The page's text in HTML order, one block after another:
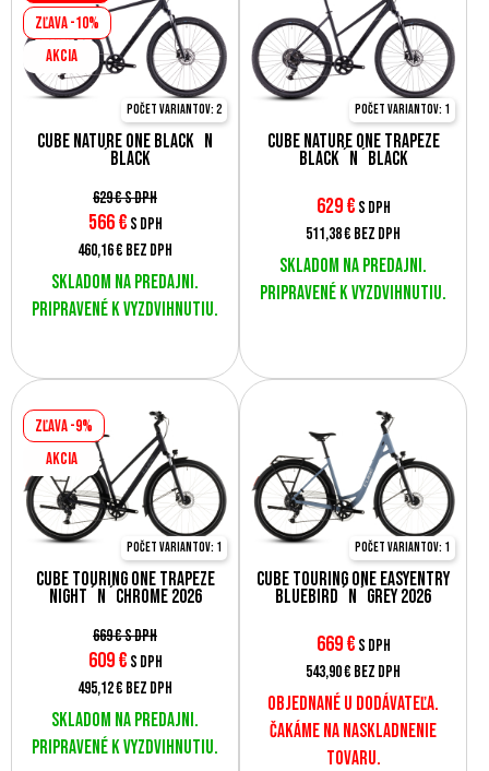
Cube Nature ONE black´n
´black
Zľava -10%
AKCIA
Počet variantov: 2
629 €s DPH
566€ s DPH
460,16 € bez DPH
Skladom na predajni.
Pripravené k vyzdvihnutiu.
Cube Nature ONE Trapeze
black´n´black
Počet variantov: 1
629€ s DPH
511,38 € bez DPH
Skladom na predajni.
Pripravené k vyzdvihnutiu.
Cube Touring ONE Trapeze
night´n´chrome 2026
Zľava -9%
AKCIA
Počet variantov: 1
669 €s DPH
609€ s DPH
495,12 € bez DPH
Skladom na predajni.
Pripravené k vyzdvihnutiu.
Cube Touring ONE EasyEntry
bluebird´n´grey 2026
Počet variantov: 1
669€ s DPH
543,90 € bez DPH
Objednané u dodávateľa.
Čakáme na naskladnenie
tovaru.